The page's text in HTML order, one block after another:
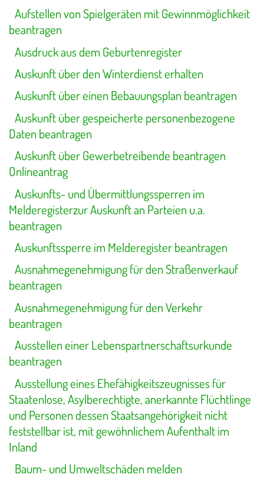
Aufstellen von Spielgeräten mit Gewinnmöglichkeit
beantragen
Ausdruck aus dem Geburtenregister
Auskunft über den Winterdienst erhalten
Auskunft über einen Bebauungsplan beantragen
Auskunft über gespeicherte personenbezogene
Daten beantragen
Auskunft über Gewerbetreibende beantragen
Onlineantrag
Auskunfts- und Übermittlungssperren im
Melderegisterzur Auskunft an Parteien u.a.
beantragen
Auskunftssperre im Melderegister beantragen
Ausnahmegenehmigung für den Straßenverkauf
beantragen
Ausnahmegenehmigung für den Verkehr
beantragen
Ausstellen einer Lebenspartnerschaftsurkunde
beantragen
Ausstellung eines Ehefähigkeitszeugnisses für
Staatenlose, Asylberechtigte, anerkannte Flüchtlinge
und Personen dessen Staatsangehörigkeit nicht
feststellbar ist, mit gewöhnlichem Aufenthalt im
Inland
Baum- und Umweltschäden melden